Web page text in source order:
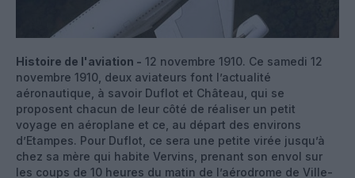
Histoire de l'aviation - 12 novembre 1910. Ce samedi 12
novembre 1910, deux aviateurs font l’actualité
aéronautique, à savoir Duflot et Château, qui se
proposent chacun de leur côté de réaliser un petit
voyage en aéroplane et ce, au départ des environs
d’Etampes. Pour Duflot, ce sera une petite virée jusqu’à
chez sa mère qui habite Vervins, prenant son envol sur
les coups de 10 heures du matin de l’aérodrome de Ville-